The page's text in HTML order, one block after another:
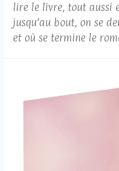
lire le livre, tout aussi
jusqu’au bout, on se
et où se termine le